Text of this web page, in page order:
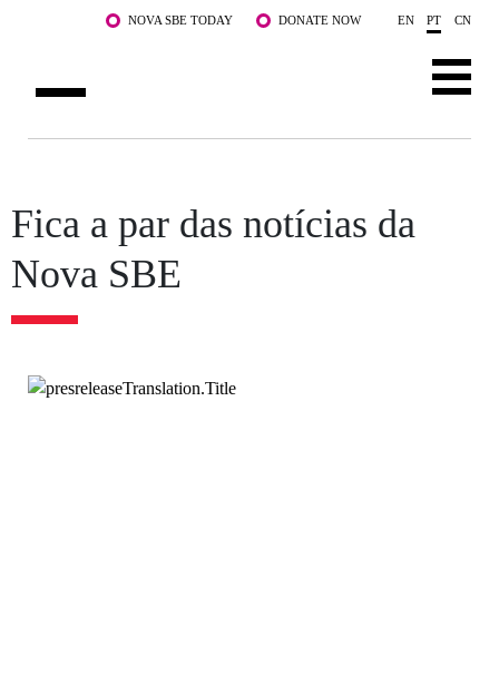
Saltar para o conteúdo principalNOVA SBE TODAY DONATE NOW EN PT CN
Fica a par das notícias da
Nova SBE